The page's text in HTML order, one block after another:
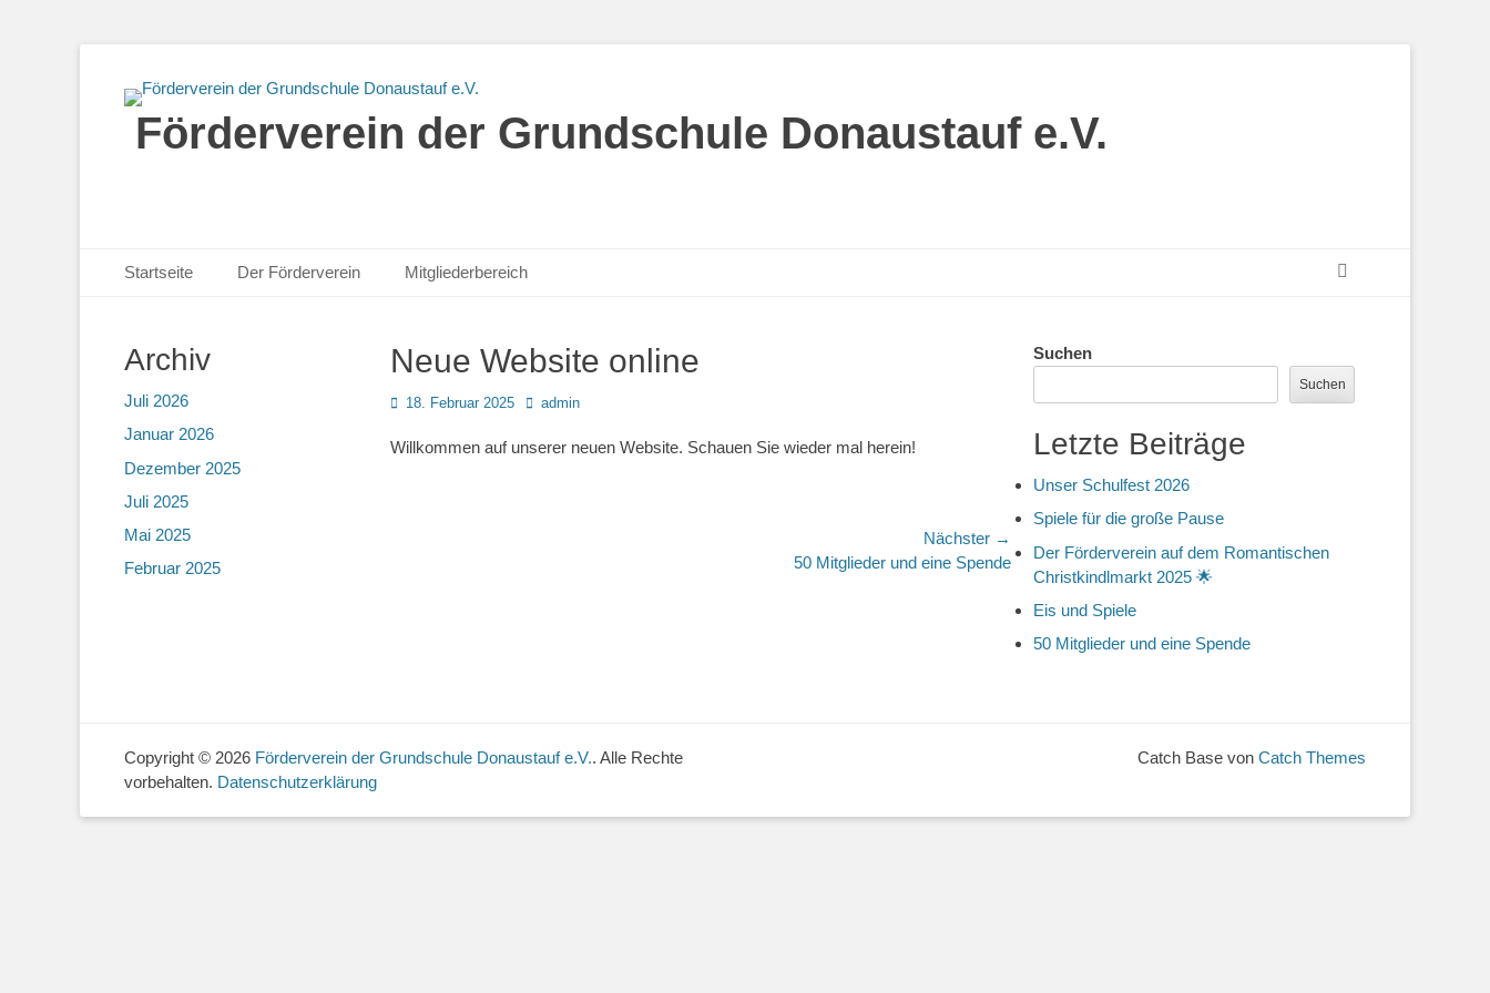
Förderverein der Grundschule Donaustauf e.V.
Primäres Menü
Inhalt
Startseite Der Förderverein Mitgliederbereich
Neue Website online
Posted
18. Februar 2025 Autoradmin
Willkommen auf unserer neuen Website. Schauen Sie wieder mal herein!
Nächster →
50 Mitglieder und eine Spende
Suchen
Suchen
Letzte Beiträge
Unser Schulfest 2026
Spiele für die große Pause
Der Förderverein auf dem Romantischen
Christkindlmarkt 2025 🌟
Eis und Spiele
50 Mitglieder und eine Spende
Archiv
Juli 2026
Januar 2026
Dezember 2025
Juli 2025
Mai 2025
Februar 2025
Copyright © 2026 Förderverein der Grundschule Donaustauf e.V.. Alle Rechte
vorbehalten. Datenschutzerklärung
Catch Base von Catch Themes